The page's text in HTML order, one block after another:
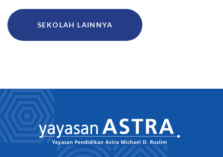
SEKOLAH LAINNYA